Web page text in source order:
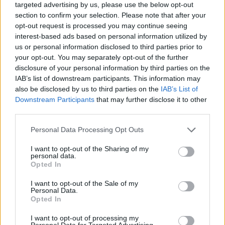
targeted advertising by us, please use the below opt-out
section to confirm your selection. Please note that after your
opt-out request is processed you may continue seeing
interest-based ads based on personal information utilized by
us or personal information disclosed to third parties prior to
your opt-out. You may separately opt-out of the further
disclosure of your personal information by third parties on the
IAB’s list of downstream participants. This information may
also be disclosed by us to third parties on the IAB’s List of
Downstream Participants that may further disclose it to other
Personal Data Processing Opt Outs
I want to opt-out of the Sharing of my
personal data.
Opted In
I want to opt-out of the Sale of my
Personal Data.
Opted In
I want to opt-out of processing my
Unikt för spabad av denna typ är att alla säten,
munstycken, rör, pumpar och anslutningar töms via en och
samma punkt. Det är också möjligt att blåsa ur munstycken
och anslutningar med luftpumpen. Mycket användbart,
enkelt och säkert om spabadet skall tömmas på vatten för
en längre tid. Det är ju onödigt att ha i gång badet,
filtrering och värme om det inte används. RISKEN FÖR
FRYSSKADOR ELIMINERAS! En annan viktig detalj är att det
isolerade locket har ett skydd ovanpå i den vikbara
mittdelen som förhindrar att vatten läcker in via sömmar.
”Aromspridare” som kan fördela väldoftande aromer i
vattnet finns också som standard. Vårt varumärke
”SpaDealers” som finns ingjutet i botten förpliktigar och för
genvägar för att kunna erbjuda toppkvalitet till
konkurrenskraftigt pris.
Spabad med isolering för nordiska förhållanden